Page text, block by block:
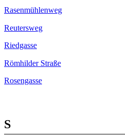
Rasenmühlenweg
Reutersweg
Riedgasse
Römhilder Straße
Rosengasse
S